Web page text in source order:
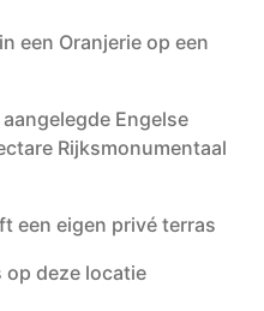
een Oranjerie op een
Engelse
Rijksmonumentaal
een eigen privé terras
op deze locatie